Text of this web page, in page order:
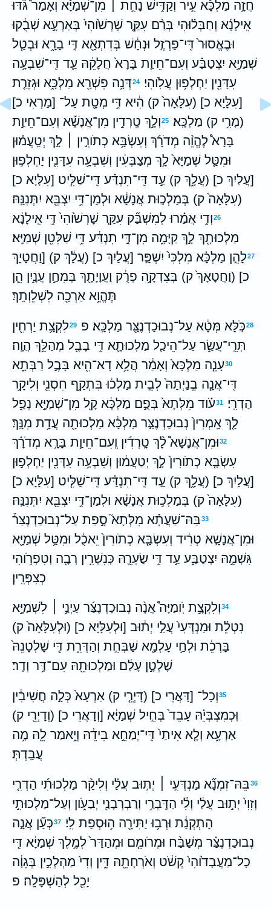
חֲזָ֣ה מַלְכָּ֡א עִ֣יר וְקַדִּ֣ישׁ נָחִ֣ת ׀ מִן־שְׁמַיָּ֡א וְאָמַר֩ גֹּ֨דּוּ
אִֽילָנָ֜א וְחַבְּל֗וּהִי בְּרַ֨ם עִקַּ֤ר שָׁרְשֹׁ֙והִי֙ בְּאַרְעָ֣א שְׁבֻ֔קוּ
וּבֶאֱסוּר֙ דִּֽי־פַרְזֶ֣ל וּנְחָ֔שׁ בְּדִתְאָ֖א דִּ֣י בָרָ֑א וּבְטַ֧ל
שְׁמַיָּ֣א יִצְטַבַּ֗ע וְעִם־חֵיוַ֤ת בָּרָא֙ חֲלָקֵ֔הּ עַ֛ד דִּֽי־שִׁבְעָ֥ה
עִדָּנִ֖ין יַחְלְפ֥וּן עֲלֹֽוהִי׃
24דְּנָ֥ה פִשְׁרָ֖א מַלְכָּ֑א וּגְזֵרַ֤ת
[עִלָּיָא כ] (עִלָּאָה֙ ק) הִ֔יא דִּ֥י מְטָ֖ת עַל־ [מַרְאִי כ]
(מָרִ֥י ק) מַלְכָּֽא׃
25וְלָ֣ךְ טָֽרְדִ֣ין מִן־אֲנָשָׁ֡א וְעִם־חֵיוַ֣ת
בָּרָא֩ לֶהֱוֵ֨ה מְדֹרָ֜ךְ וְעִשְׂבָּ֥א כְתֹורִ֣ין ׀ לָ֣ךְ יְטַֽעֲמ֗וּן
וּמִטַּ֤ל שְׁמַיָּא֙ לָ֣ךְ מְצַבְּעִ֔ין וְשִׁבְעָ֥ה עִדָּנִ֖ין יַחְלְפ֣וּן
[עֲלַיִךְ כ] (עֲלָ֑ךְ ק) עַ֣ד דִּֽי־תִנְדַּ֗ע דִּֽי־שַׁלִּ֤יט [עִלָּיָא כ]
(עִלָּאָה֙ ק) בְּמַלְכ֣וּת אֲנָשָׁ֔א וּלְמַן־דִּ֥י יִצְבֵּ֖א יִתְּנִנַּֽהּ׃
26וְדִ֣י אֲמַ֗רוּ לְמִשְׁבַּ֞ק עִקַּ֤ר שָׁרְשֹׁ֙והִי֙ דִּ֣י אִֽילָנָ֔א
מַלְכוּתָ֖ךְ לָ֣ךְ קַיָּמָ֑ה מִן־דִּ֣י תִנְדַּ֔ע דִּ֥י שַׁלִּטִ֖ן שְׁמַיָּֽא׃
27לָהֵ֣ן מַלְכָּ֗א מִלְכִּי֙ יִשְׁפַּ֣ר [עֲלַיִךְ כ] (עֲלָ֔ךְ ק) [וַחֲטָיָךְ
כ] (וַחֲטָאָךְ֙ ק) בְּצִדְקָ֣ה פְרֻ֔ק וַעֲוָיָתָ֖ךְ בְּמִחַ֣ן עֲנָ֑יִן הֵ֛ן
תֶּהֱוֵ֥א אַרְכָ֖ה לִשְׁלֵוְתָֽךְ׃
28כֹּ֣לָּא מְּטָ֔א עַל־נְבוּכַדְנֶצַּ֖ר מַלְכָּֽא׃ פ 29לִקְצָ֥ת יַרְחִ֖ין
תְּרֵֽי־עֲשַׂ֑ר עַל־הֵיכַ֧ל מַלְכוּתָ֛א דִּ֥י בָבֶ֖ל מְהַלֵּ֥ךְ הֲוָֽה׃
30עָנֵ֤ה מַלְכָּא֙ וְאָמַ֔ר הֲלָ֥א דָא־הִ֖יא בָּבֶ֣ל רַבְּתָ֑א
דִּֽי־אֲנָ֤ה בֱנַיְתַהּ֙ לְבֵ֣ית מַלְכ֔וּ בִּתְקַ֥ף חִסְנִ֖י וְלִיקָ֥ר
הַדְרִֽי׃
31עֹ֗וד מִלְּתָא֙ בְּפֻ֣ם מַלְכָּ֔א קָ֖ל מִן־שְׁמַיָּ֣א נְפַ֑ל
לָ֤ךְ אָֽמְרִין֙ נְבוּכַדְנֶצַּ֣ר מַלְכָּ֔א מַלְכוּתָ֖ה עֲדָ֥ת מִנָּֽךְ׃
32וּמִן־אֲנָשָׁא֩ לָ֨ךְ טָֽרְדִ֜ין וְֽעִם־חֵיוַ֧ת בָּרָ֣א מְדֹרָ֗ךְ
עִשְׂבָּ֤א כְתֹורִין֙ לָ֣ךְ יְטַעֲמ֔וּן וְשִׁבְעָ֥ה עִדָּנִ֖ין יַחְלְפ֣וּן
[עֲלַיִךְ כ] (עֲלָ֑ךְ ק) עַ֣ד דִּֽי־תִנְדַּ֗ע דִּֽי־שַׁלִּ֤יט [עִלָּיָא כ]
(עִלָּאָה֙ ק) בְּמַלְכ֣וּת אֲנָשָׁ֔א וּלְמַן־דִּ֥י יִצְבֵּ֖א יִתְּנִנַּֽהּ׃
33בַּהּ־שַׁעֲתָ֗א מִלְּתָא֮ סָ֣פַת עַל־נְבוּכַדְנֶצַּר֒
וּמִן־אֲנָשָׁ֣א טְרִ֔יד וְעִשְׂבָּ֤א כְתֹורִין֙ יֵאכֻ֔ל וּמִטַּ֥ל שְׁמַיָּ֖א
גִּשְׁמֵ֣הּ יִצְטַבַּ֑ע עַ֣ד דִּ֥י שַׂעְרֵ֛הּ כְּנִשְׁרִ֥ין רְבָ֖ה וְטִפְרֹ֥והִי
כְצִפְּרִֽין׃
34וְלִקְצָ֣ת יֹֽומַיָּה֩ אֲנָ֨ה נְבוּכַדְנֶצַּ֜ר עַיְנַ֣י ׀ לִשְׁמַיָּ֣א
נִטְלֵ֗ת וּמַנְדְּעִי֙ עֲלַ֣י יְת֔וּב [וּלְעִלָּיָא כ] (וּלְעִלָּאָה֙ ק)
בָּרְכֵ֔ת וּלְחַ֥י עָלְמָ֖א שַׁבְּחֵ֣ת וְהַדְּרֵ֑ת דִּ֤י שָׁלְטָנֵהּ֙
שָׁלְטָ֣ן עָלַ֔ם וּמַלְכוּתֵ֖הּ עִם־דָּ֥ר וְדָֽר׃
35וְכָל־ [דָּאֲרֵי כ] (דָּיְרֵ֤י ק) אַרְעָא֙ כְּלָ֣ה חֲשִׁיבִ֔ין
וּֽכְמִצְבְּיֵ֗הּ עָבֵד֙ בְּחֵ֣יל שְׁמַיָּ֔א [וְדָאֲרֵי כ] (וְדָיְרֵ֖י ק)
אַרְעָ֑א וְלָ֤א אִיתַי֙ דִּֽי־יְמַחֵ֣א בִידֵ֔הּ וְיֵ֥אמַר לֵ֖הּ מָ֥ה
עֲבַֽדְתְּ׃
36 בֵּהּ־זִמְנָ֞א מַנְדְּעִ֣י ׀ יְת֣וּב עֲלַ֗י וְלִיקַ֨ר מַלְכוּתִ֜י הַדְרִ֤י
וְזִוִי֙ יְת֣וּב עֲלַ֔י וְלִ֕י הַדָּֽבְרַ֥י וְרַבְרְבָנַ֖י יְבַעֹ֑ון וְעַל־מַלְכוּתִ֣י
הָתְקְנַ֔ת וּרְב֥וּ יַתִּירָ֖ה ה֥וּסְפַת לִֽי׃
37כְּעַ֞ן אֲנָ֣ה
נְבוּכַדְנֶצַּ֗ר מְשַׁבַּ֨ח וּמְרֹומֵ֤ם וּמְהַדַּר֙ לְמֶ֣לֶךְ שְׁמַיָּ֔א דִּ֤י
כָל־מַעֲבָדֹ֙והִי֙ קְשֹׁ֔ט וְאֹרְחָתֵ֖הּ דִּ֑ין וְדִי֙ מַהְלְכִ֣ין בְּגֵוָ֔ה
יָכִ֖ל לְהַשְׁפָּלָֽה׃ פ